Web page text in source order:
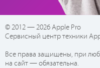
© 2012 — 2026 Apple Pro
Сервисный центр техники
Все права защищены, при
на сайт — обязательна.